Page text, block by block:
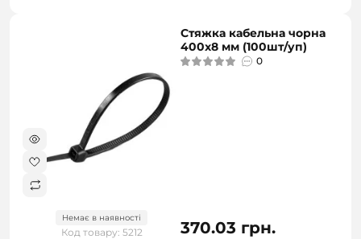
Немає в наявності
Код товару: 5212
Стяжка кабельна чорна
400x8 мм (100шт/уп)
0
370.03 грн.